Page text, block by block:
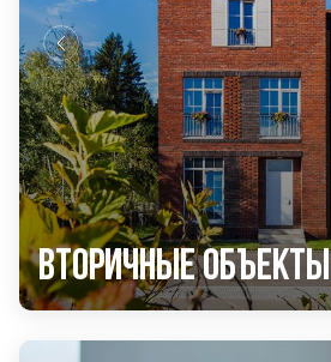
Вторичные объекты